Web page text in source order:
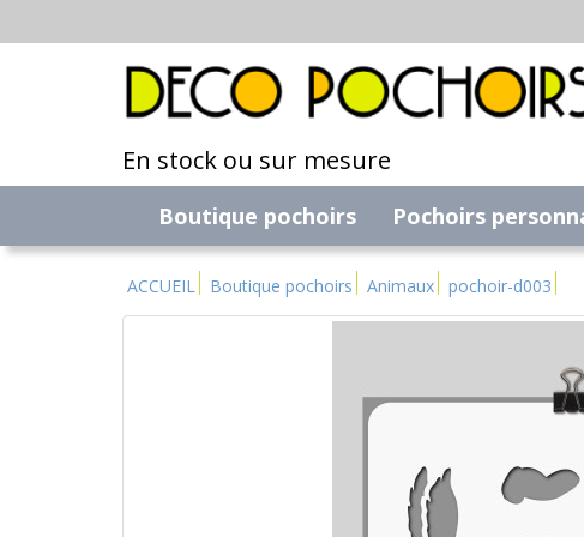
En stock ou sur mesure
Boutique pochoirs Pochoirs
ACCUEIL Boutique pochoirs Animaux pochoir-d003